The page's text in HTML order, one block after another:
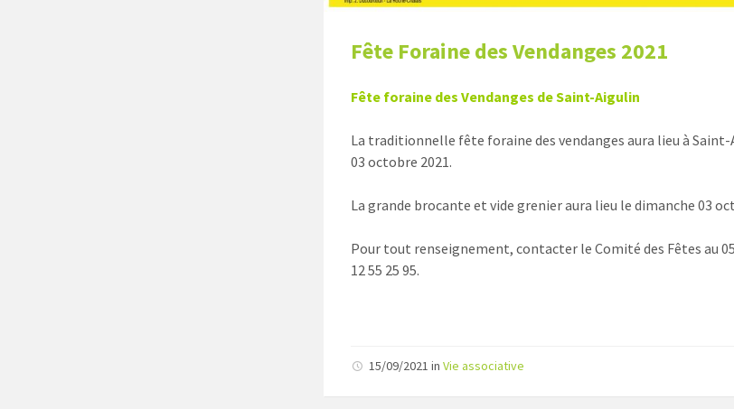
Fête Foraine des Vendanges 2021
Fête foraine des Vendanges de Saint-Aigulin
La traditionnelle fête foraine des vendanges aura lieu à Saint-
03 octobre 2021.
La grande brocante et vide grenier aura lieu le dimanche 03
Pour tout renseignement, contacter le Comité des Fêtes au
12 55 25 95.
15/09/2021inVie associative